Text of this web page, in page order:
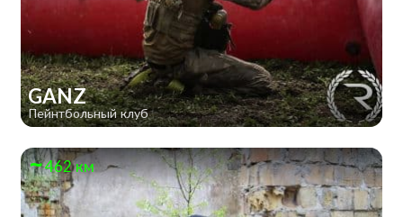
GANZ
Пейнтбольный клуб
462 км